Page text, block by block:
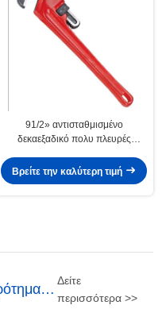
91/2» αντισταθμισμένο
δεκαεξαδικό πολυ πλευρές
σωλήνας 14-1/2»/χάλυβα χρώμιο-
β
Βρείτε την καλύτερη τιμή
Δείτε
περισσότερα >>